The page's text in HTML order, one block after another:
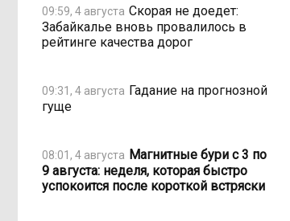
09:59, 4 августа Скорая не доедет:
Забайкалье вновь провалилось в
рейтинге качества дорог
09:31, 4 августа Гадание на прогнозной
гуще
08:01, 4 августа Магнитные бури с 3 по
9 августа: неделя, которая быстро
успокоится после короткой встряски